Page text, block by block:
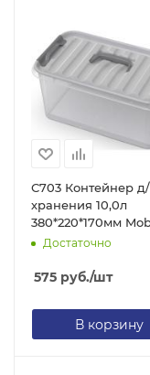
С703 Контейнер д/
хранения 10,0л
380*220*170мм
(8)Достаточно
575 руб./шт
В корзину